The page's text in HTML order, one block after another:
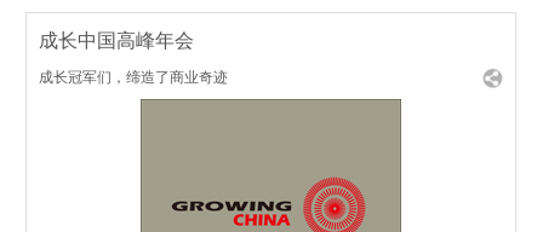
成长中国高峰年会
成长冠军们，缔造了商业奇迹